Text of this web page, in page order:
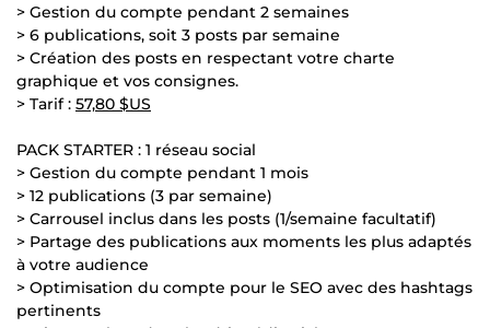
> Gestion du compte pendant 2 semaines
> 6 publications, soit 3 posts par semaine
> Création des posts en respectant votre charte
graphique et vos consignes.
> Tarif : 57,80 $US
PACK STARTER : 1 réseau social
> Gestion du compte pendant 1 mois
> 12 publications (3 par semaine)
> Carrousel inclus dans les posts (1/semaine facultatif)
> Partage des publications aux moments les plus adaptés
à votre audience
> Optimisation du compte pour le SEO avec des hashtags
pertinents